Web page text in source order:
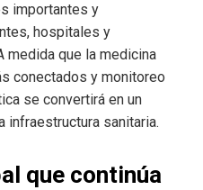
importantes y
hospitales y
medida que la medicina
conectados y monitoreo
se convertirá en un
infraestructura sanitaria.
que continúa